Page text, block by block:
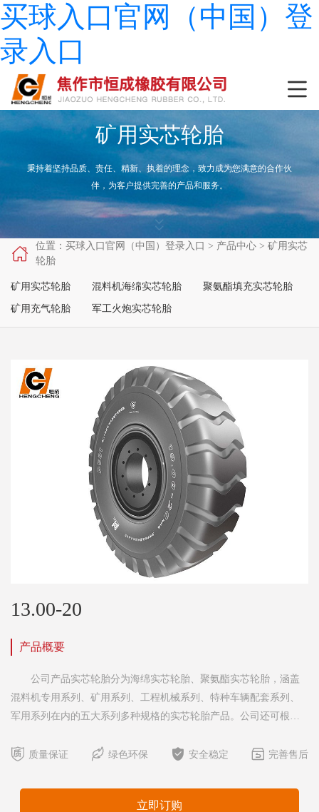
买球入口官网（中国）登
录入口

矿用实芯轮胎
秉持着坚持品质、责任、精新、执着的理念，致力成为您满意的合作伙
伴，为客户提供完善的产品和服务。


 位置： 买球入口官网（中国）登录入口 > 产品中心 > 矿用实芯
轮胎
矿用实芯轮胎 混料机海绵实芯轮胎 聚氨酯填充实芯轮胎
矿用充气轮胎 军工火炮实芯轮胎
13.00-20
产品概要
公司产品实芯轮胎分为海绵实芯轮胎、聚氨酯实芯轮胎，涵盖
混料机专用系列、矿用系列、工程机械系列、特种车辆配套系列、
军用系列在内的五大系列多种规格的实芯轮胎产品。公司还可根据
芯轮胎的承载能力。 公司产品充气轮胎涵盖工业车辆系列、工
格。 实芯轮胎优越性与应用： 海绵实芯轮胎具有承载能力
 质量保证  绿色环保  安全稳定  完善售后
立即订购